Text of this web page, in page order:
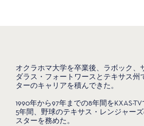
オクラホマ大学を卒業後、ラボック、
ダラス・フォートワースとテキサス州
ターのキャリアを積んできた。
1990年から97年までの8年間をKXAS-
5年間、野球のテキサス・レンジャー
スターを務めた。